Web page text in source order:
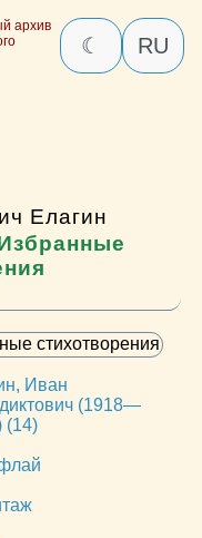
архив
☾ RU
Елагин
Иван
(1918—
(14)